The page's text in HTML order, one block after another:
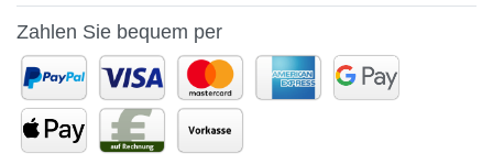
Zahlen Sie bequem per